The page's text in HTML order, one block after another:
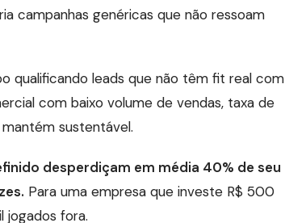
campanhas genéricas que não ressoam
qualificando leads que não têm fit real com
com baixo volume de vendas, taxa de
sustentável.
desperdiçam em média 40% de seu
Para uma empresa que investe R$ 500
jogados fora.